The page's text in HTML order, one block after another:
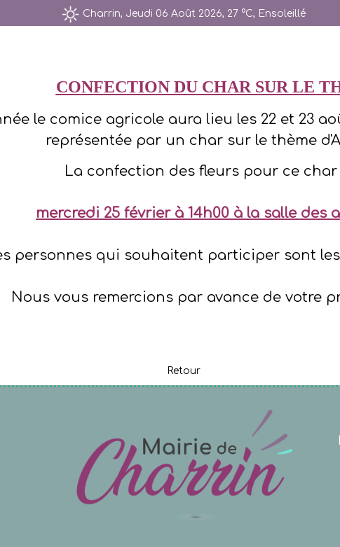
Charrin, Jeudi 06 Août 2026, 27 °C, Ensoleillé
CONFECTION DU CHAR SUR LE
le comice agricole aura lieu les 22 et 23
représentée par un char sur le thème
La confection des fleurs pour ce char
mercredi 25 février à 14h00 à la salle des
personnes qui souhaitent participer sont
Nous vous remercions par avance de votre
Retour